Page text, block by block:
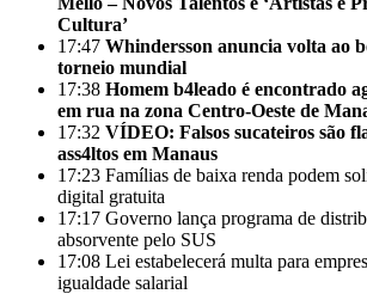
Cultura’
17:47 Whindersson anuncia volta ao
torneio mundial
17:38 Homem b4leado é encontrado
em rua na zona Centro-Oeste de
17:32 VÍDEO: Falsos sucateiros são
ass4ltos em Manaus
17:23 Famílias de baixa renda podem
digital gratuita
17:17 Governo lança programa de
absorvente pelo SUS
17:08 Lei estabelecerá multa para
igualdade salarial